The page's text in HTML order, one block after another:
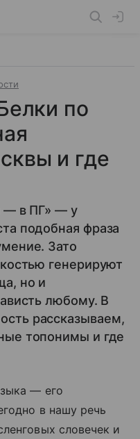
по
и где
— в ПГ» — у
подобная фраза
Зато
генерируют
но и
любому. В
рассказываем,
топонимы и где
— его
в нашу речь
словечек и